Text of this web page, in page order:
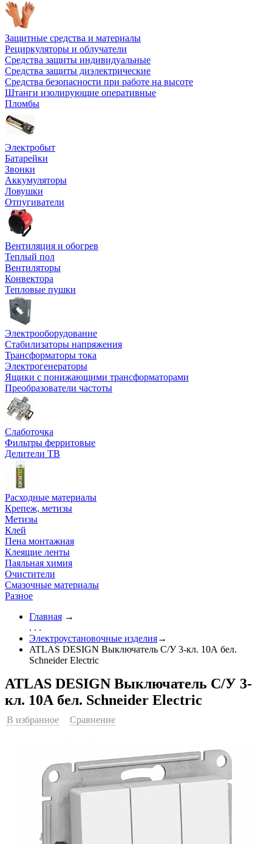
Защитные средства и материалы
Рециркуляторы и облучатели
Средства защиты индивидуальные
Средства защиты диэлектрические
Средства безопасности при работе на высоте
Штанги изолирующие оперативные
Пломбы
Электробыт
Батарейки
Звонки
Аккумуляторы
Ловушки
Отпугиватели
Вентиляция и обогрев
Теплый пол
Вентиляторы
Конвектора
Тепловые пушки
Электрооборудование
Стабилизаторы напряжения
Трансформаторы тока
Электрогенераторы
Ящики с понижающими трансформаторами
Преобразователи частоты
Слаботочка
Фильтры ферритовые
Делители ТВ
Расходные материалы
Крепеж, метизы
Метизы
Клей
Пена монтажная
Клеящие ленты
Паяльная химия
Очистители
Смазочные материалы
Разное
Главная →
. . .
Электроустановочные изделия→
ATLAS DESIGN Выключатель С/У 3-кл. 10А бел.
Schneider Electric
ATLAS DESIGN Выключатель С/У 3-
кл. 10А бел. Schneider Electric
В избранное Сравнение